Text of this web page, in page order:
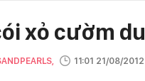
xỏ cườm
11:01 21/08/2012